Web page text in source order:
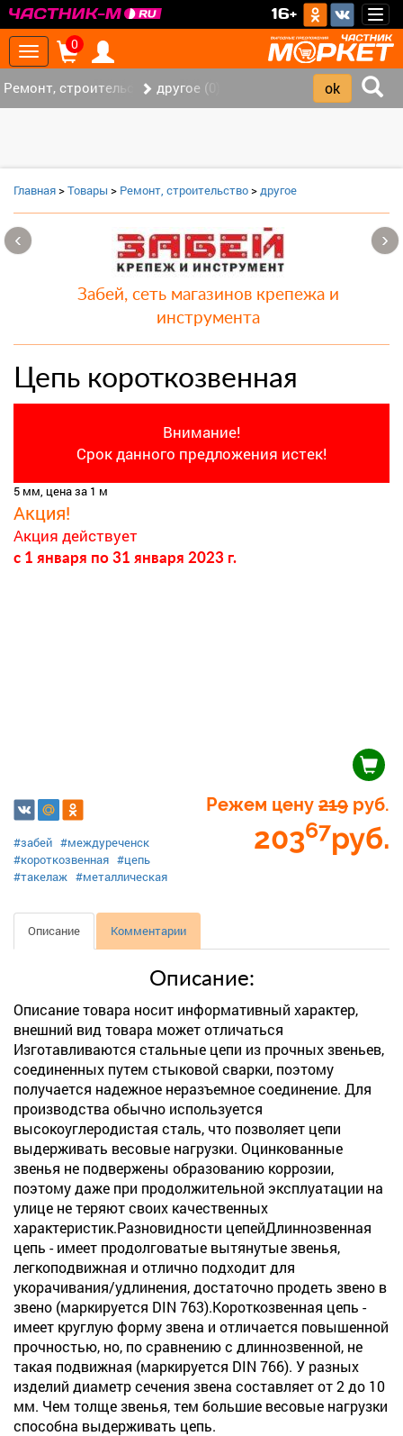
16+
Toggle
navigation
0
Ремонт, строительство (7)другое (0)
Главная>Товары > Ремонт, строительство>другое
Забей, сеть магазинов крепежа и
инструмента
Цепь короткозвенная
Внимание!
Срок данного предложения истек!
5 мм, цена за 1 м
Акция!
Акция действует
c 1 января по 31 января 2023 г.
Режем цену 219 руб.
20367руб.
#забей #междуреченск
#короткозвенная #цепь
#такелаж #металлическая
Описание Комментарии
Описание:
Описание товара носит информативный характер,
внешний вид товара может отличаться
Изготавливаются стальные цепи из прочных звеньев,
соединенных путем стыковой сварки, поэтому
получается надежное неразъемное соединение. Для
производства обычно используется
высокоуглеродистая сталь, что позволяет цепи
выдерживать весовые нагрузки. Оцинкованные
звенья не подвержены образованию коррозии,
поэтому даже при продолжительной эксплуатации на
улице не теряют своих качественных
характеристик.Разновидности цепейДлиннозвенная
цепь - имеет продолговатые вытянутые звенья,
легкоподвижная и отлично подходит для
укорачивания/удлинения, достаточно продеть звено в
звено (маркируется DIN 763).Короткозвенная цепь -
имеет круглую форму звена и отличается повышенной
прочностью, но, по сравнению с длиннозвенной, не
такая подвижная (маркируется DIN 766). У разных
изделий диаметр сечения звена составляет от 2 до 10
мм. Чем толще звенья, тем большие весовые нагрузки
способна выдерживать цепь.
‹ ›